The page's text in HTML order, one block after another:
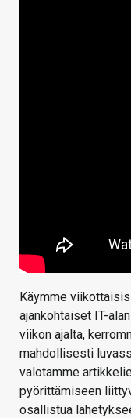
Käymme
ajankohtaiset IT-
viikon ajalta,
mahdollisesti
valotamme
pyörittämiseen
osallistua